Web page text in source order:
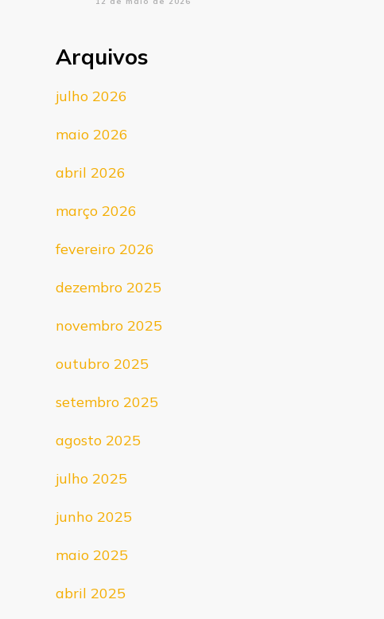
Arquivos
julho 2026
maio 2026
abril 2026
março 2026
fevereiro 2026
dezembro 2025
novembro 2025
outubro 2025
setembro 2025
agosto 2025
julho 2025
junho 2025
maio 2025
abril 2025